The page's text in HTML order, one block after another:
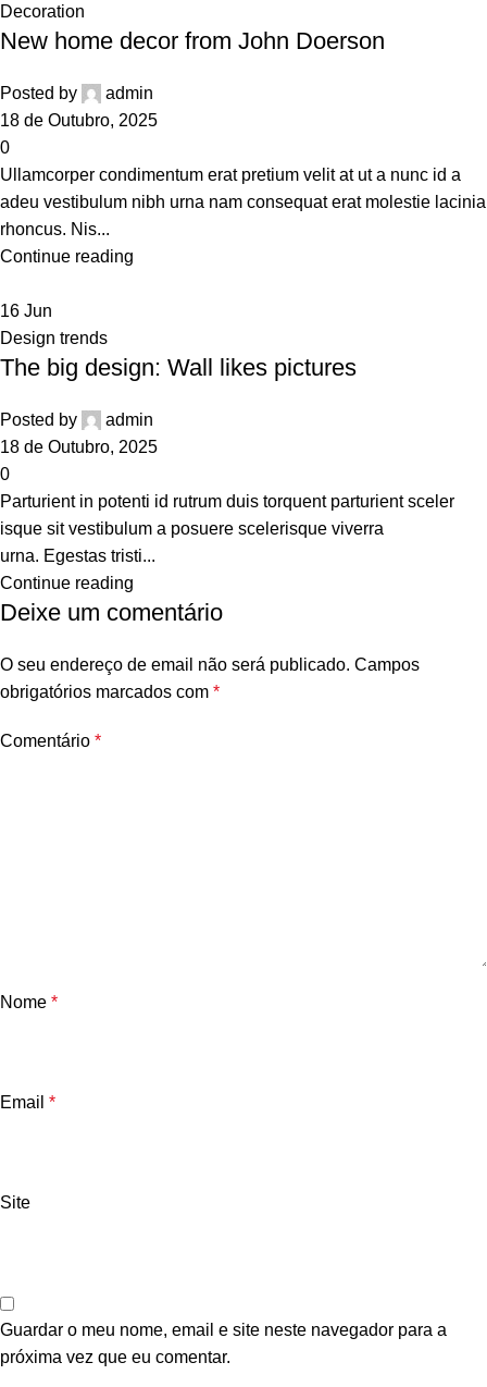
Decoration
New home decor from John Doerson
Posted by
admin
18 de Outubro, 2025
0
Ullamcorper condimentum erat pretium velit at ut a nunc id a
adeu vestibulum nibh urna nam consequat erat molestie lacinia
rhoncus. Nis...
Continue reading
16 Jun
Design trends
The big design: Wall likes pictures
Posted by
admin
18 de Outubro, 2025
0
Parturient in potenti id rutrum duis torquent parturient sceler
isque sit vestibulum a posuere scelerisque viverra
urna. Egestas tristi...
Continue reading
Deixe um comentário
O seu endereço de email não será publicado. Campos
obrigatórios marcados com *
Comentário *
Nome *
Email *
Site
Guardar o meu nome, email e site neste navegador para a
próxima vez que eu comentar.